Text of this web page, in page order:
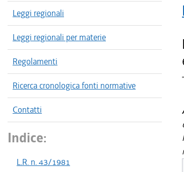
Leggi regionali
Leggi regionali per materie
Regolamenti
Ricerca cronologica fonti normative
Contatti
Indice:
L.R. n. 43/1981